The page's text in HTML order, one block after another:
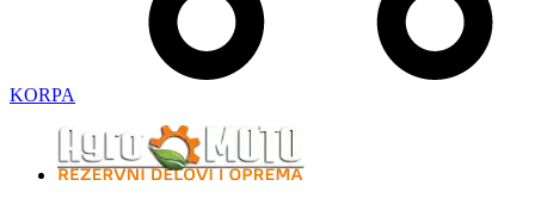
KORPA